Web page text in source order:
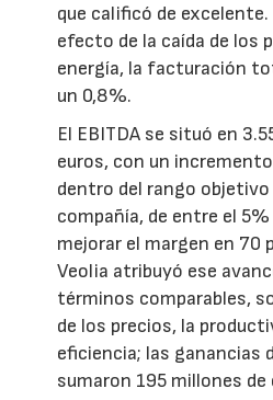
que calificó de
efecto de la caída de los
energía, la facturación
un 0,8%.
El EBITDA se situó en
euros, con un
dentro del rango objetivo
compañía, de entre el
mejorar el margen en 70
Veolia atribuyó ese
términos comparables,
de los precios, la
eficiencia; las ganancias
sumaron 195 millones de